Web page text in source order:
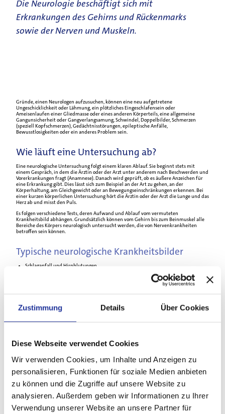
Zustimmung Details Über Cookies
Diese Webseite verwendet Cookies
Wir verwenden Cookies, um Inhalte und Anzeigen zu
personalisieren, Funktionen für soziale Medien anbieten
zu können und die Zugriffe auf unsere Website zu
analysieren. Außerdem geben wir Informationen zu Ihrer
Verwendung unserer Website an unsere Partner für
Für Notfälle
Unsere Klinik
Die Neurologie beschäftigt sich mit
Erkrankungen des Gehirns und Rückenmarks
sowie der Nerven und Muskeln.
Neurologie
Gründe, einen Neurologen aufzusuchen, können eine neu aufgetretene
Ungeschicklichkeit oder Lähmung, ein plötzliches Eingeschlafensein oder
Ameisenlaufen einer Gliedmasse oder eines anderen Körperteils, eine allgemeine
Gangunsicherheit oder Gangverlangsamung, Schwindel, Doppelbilder, Schmerzen
(speziell Kopfschmerzen), Gedächtnisstörungen, epileptische Anfälle,
Bewusstlosigkeiten oder ein anderes Problem sein.
Wie läuft eine Untersuchung ab?
Eine neurologische Untersuchung folgt einem klaren Ablauf. Sie beginnt stets mit
einem Gespräch, in dem die Ärztin oder der Arzt unter anderem nach Beschwerden und
Vorerkrankungen fragt (Anamnese). Danach wird geprüft, ob es äußere Anzeichen für
eine Erkrankung gibt. Dies lässt sich zum Beispiel an der Art zu gehen, an der
Körperhaltung, am Gleichgewicht oder an Bewegungseinschränkungen erkennen. Bei
einer kurzen körperlichen Untersuchung hört die Ärztin oder der Arzt die Lunge und das
Herz ab und misst den Puls.
Es folgen verschiedene Tests, deren Aufwand und Ablauf vom vermuteten
Krankheitsbild abhängen. Grundsätzlich können vom Gehirn bis zum Beinmuskel alle
Bereiche des Körpers neurologisch untersucht werden, die von Nervenkrankheiten
betroffen sein können.
Typische neurologische Krankheitsbilder
Schlaganfall und Hirnblutungen
Kopfschmerz und Migräne
Schlafstörungen
Erkrankungen der Nerven und Nervenwurzeln wie zum Beispiel
Karpaltunnelsyndrom und Bandscheibenprobleme
Ihre Spezialistin, Ihren Spezialisten finden